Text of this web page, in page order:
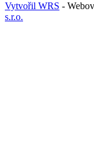
Vytvořil WRS -
s.r.o.